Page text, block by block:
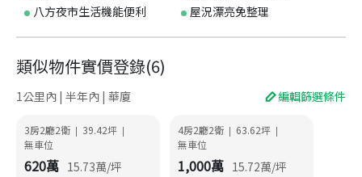
八方夜市生活機能便利
屋況漂亮免整理
類似物件實價登錄(6)
1公里內 | 半年內 | 華廈 編輯篩選條件
3房2廳2衛 | 39.42坪 |
無車位
620萬 15.73萬/坪
4房2廳2衛 | 63.62坪 |
無車位
1,000萬 15.72萬/坪